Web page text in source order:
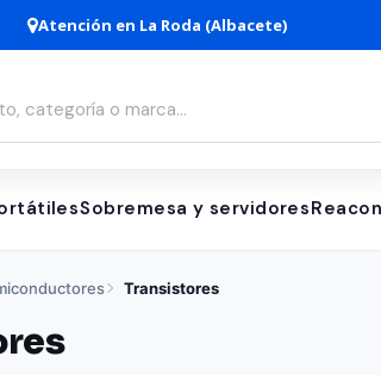
Atención en La Roda (Albacete)
Sobremesa y servidores
Transistores